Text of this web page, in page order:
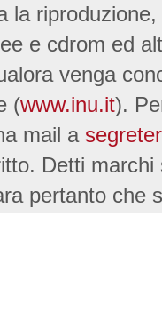
la
e cdrom ed
venga
(www.inu.it).
mail a
Detti
pertanto che